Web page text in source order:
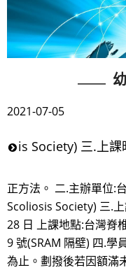
2021-07-05
is Society) 三.上課
正方法。 二.主辦單位:
Scoliosis Society) 三.
28 日 上課地點:台灣脊
9 號(SRAM 隔壁) 四.學
為止。劃撥後若因額滿